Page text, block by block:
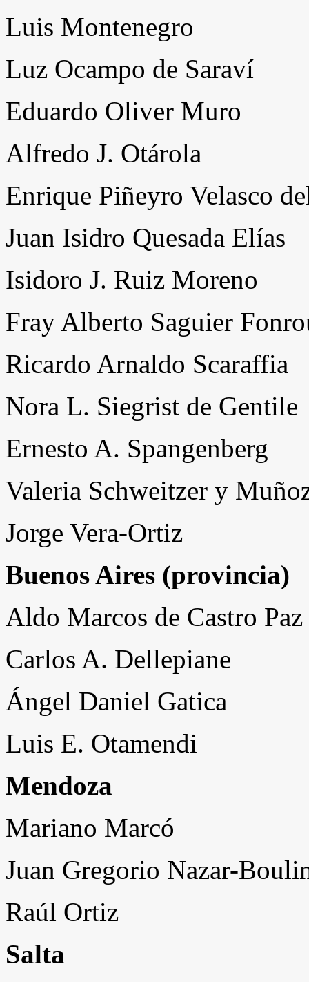
Luis Montenegro
Luz Ocampo de Saraví
Eduardo Oliver Muro
Alfredo J. Otárola
Enrique Piñeyro Velasco
Juan Isidro Quesada Elías
Isidoro J. Ruiz Moreno
Fray Alberto Saguier
Ricardo Arnaldo Scaraffia
Nora L. Siegrist de Gentile
Ernesto A. Spangenberg
Valeria Schweitzer y
Jorge Vera-Ortiz
Buenos Aires (provincia)
Aldo Marcos de Castro Paz
Carlos A. Dellepiane
Ángel Daniel Gatica
Luis E. Otamendi
Mendoza
Mariano Marcó
Juan Gregorio Nazar-
Raúl Ortiz
Salta